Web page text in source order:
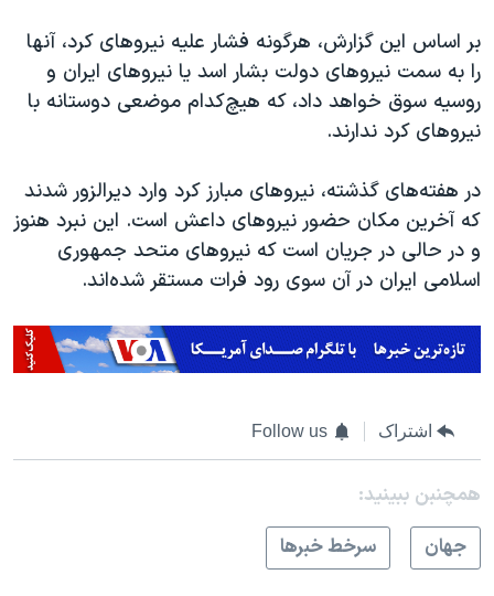
بر اساس این گزارش، هرگونه فشار علیه نیروهای کرد، آنها
را به سمت نیروهای دولت بشار اسد یا نیروهای ایران و
روسیه سوق خواهد داد، که هیچ‌کدام موضعی دوستانه با
نیروهای کرد ندارند.
در هفته‌های گذشته، نیروهای مبارز کرد وارد دیرالزور شدند
که آخرین مکان حضور نیروهای داعش است. این نبرد هنوز
و در حالی در جریان است که نیروهای متحد جمهوری
اسلامی ایران در آن سوی رود فرات مستقر شده‌اند.
اشتراک Follow us
همچنبن ببینید:
جهان
سرخط خبرها